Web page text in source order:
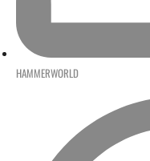
HAMMERWORLD